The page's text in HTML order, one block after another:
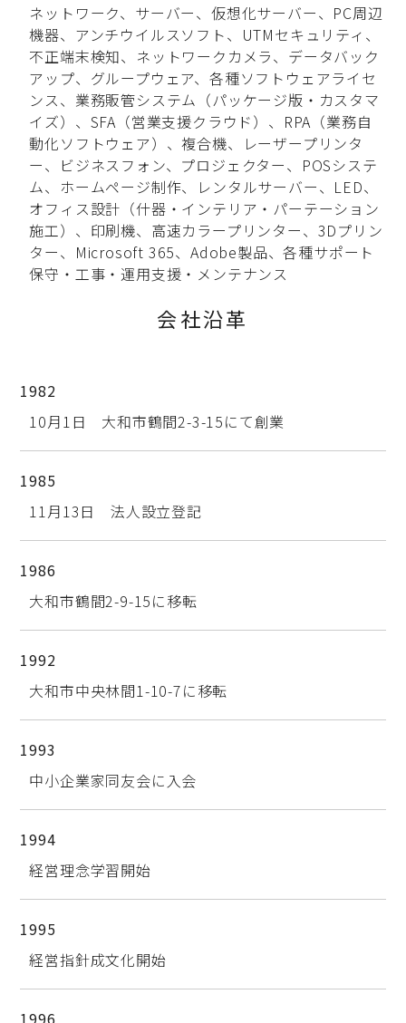
ネットワーク、サーバー、仮想化サーバー、PC周辺
機器、アンチウイルスソフト、UTMセキュリティ、
不正端末検知、ネットワークカメラ、データバック
アップ、グループウェア、各種ソフトウェアライセ
ンス、業務販管システム（パッケージ版・カスタマ
イズ）、SFA（営業支援クラウド）、RPA（業務自
動化ソフトウェア）、複合機、レーザープリンタ
ー、ビジネスフォン、プロジェクター、POSシステ
ム、ホームページ制作、レンタルサーバー、LED、
オフィス設計（什器・インテリア・パーテーション
施工）、印刷機、高速カラープリンター、3Dプリン
ター、Microsoft 365、Adobe製品、各種サポート
保守・工事・運用支援・メンテナンス
会社沿革
1982
10月1日 大和市鶴間2-3-15にて創業
1985
11月13日 法人設立登記
1986
大和市鶴間2-9-15に移転
1992
大和市中央林間1-10-7に移転
1993
中小企業家同友会に入会
1994
経営理念学習開始
1995
経営指針成文化開始
1996